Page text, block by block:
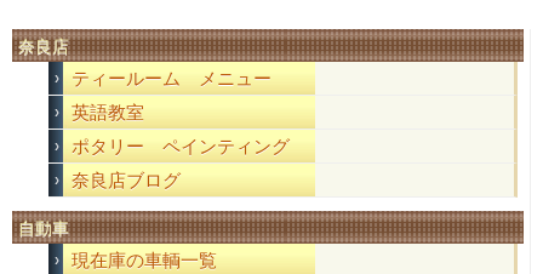
奈良店
ティールーム メニュー
英語教室
ポタリー ペインティング
奈良店ブログ
自動車
現在庫の車輌一覧